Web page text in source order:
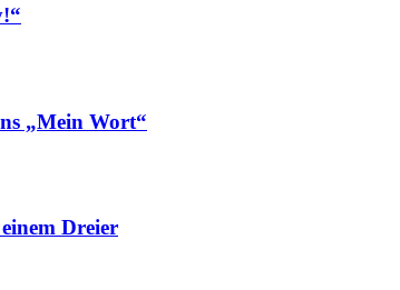
„Mein Wort“
Dreier